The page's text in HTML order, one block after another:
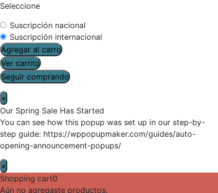
Seleccione
Suscripción nacional
Suscripción internacional
Agregar al carro
Ver carrito
Seguir comprando
×
Our Spring Sale Has Started
You can see how this popup was set up in our step-by-
step guide: https://wppopupmaker.com/guides/auto-
opening-announcement-popups/
×
Shopping cart0
Aún no agregaste productos.